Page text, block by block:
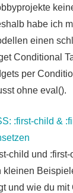
habe ich
einen
Conditional
per
ohne eval().
:first-child &
child und
kleinen
und wie du